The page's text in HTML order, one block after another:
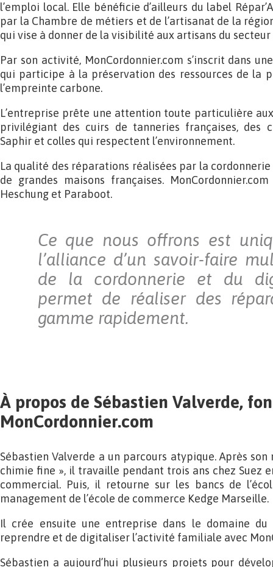
l’emploi local. Elle bénéficie d’ailleurs du label
par la Chambre de métiers et de l’artisanat de la
qui vise à donner de la visibilité aux artisans du
Par son activité, MonCordonnier.com s’inscrit dans
qui participe à la préservation des ressources de la
l’empreinte carbone.
L’entreprise prête une attention toute particulière
privilégiant des cuirs de tanneries françaises, des
Saphir et colles qui respectent l’environnement.
La qualité des réparations réalisées par la
de grandes maisons françaises.
Heschung et Paraboot.
Ce que nous offrons est
l’alliance d’un savoir-faire
de la cordonnerie et du
permet de réaliser des
gamme rapidement.
À propos de Sébastien Valverde,
MonCordonnier.com
Sébastien Valverde a un parcours atypique. Après
chimie fine », il travaille pendant trois ans chez Suez
commercial. Puis, il retourne sur les bancs de
management de l’école de commerce Kedge Marseille.
Il crée ensuite une entreprise dans le domaine
reprendre et de digitaliser l’activité familiale avec
Sébastien a aujourd’hui plusieurs projets pour